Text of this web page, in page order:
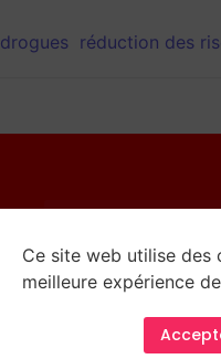
drogues réduction des
Mentions Légales
Ce site web utilise
meilleure expérience